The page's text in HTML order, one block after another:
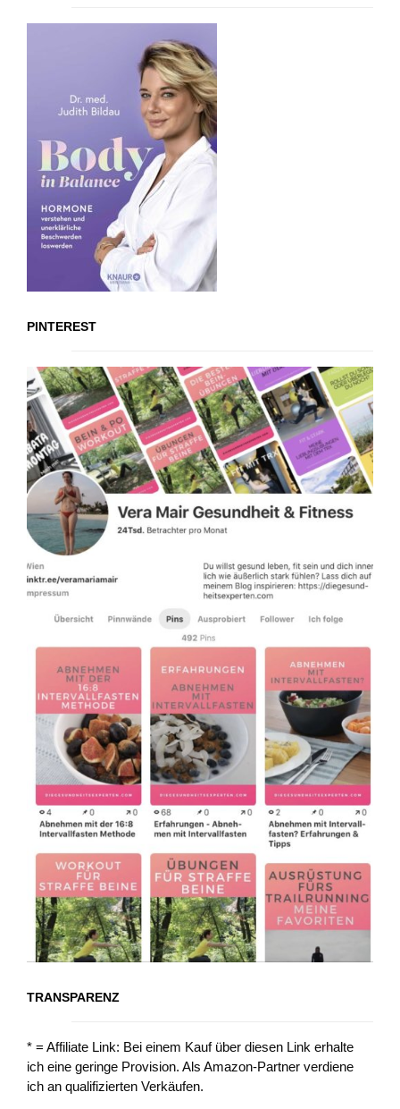
PINTEREST
TRANSPARENZ
* = Affiliate Link: Bei einem Kauf über diesen Link erhalte
ich eine geringe Provision. Als Amazon-Partner verdiene
ich an qualifizierten Verkäufen.